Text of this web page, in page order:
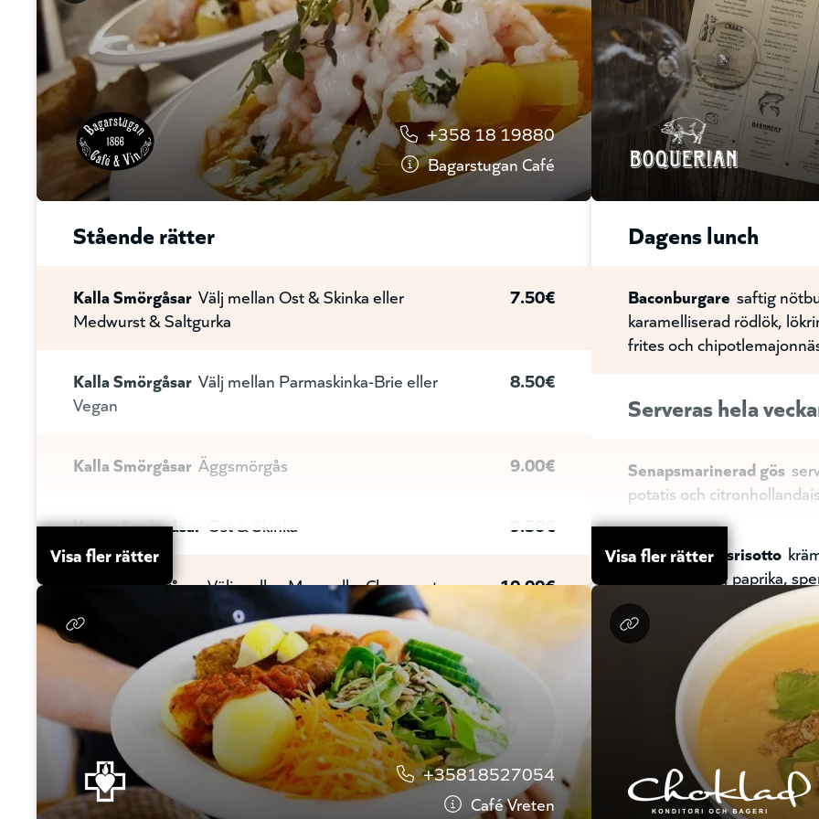
timjan, persilja, toppad
Tryffel Pasta
svampsås, persilja, toppad
örter och parmesan
Kyckling Paremesan
toppad med brödcrisp och
Gamberi Pil Pil Scampi,
CarbonaraKrispigt
Pol PetteItalienska
parmesanflarn toppad med
Salsiccia Mozarella
krämig tomat- och
och färsk perilja
Pomodoro e Burrata
tomater, lök, oliver, och
och färsk basilika
OxfilèOxfilè i en krämig
dijonsenap, färska
+358 18 19880
Bagarstugan Café
Stående rätter
Kalla Smörgåsar Välj mellan Ost & Skinka eller
Medwurst & Saltgurka
7.50€
Kalla Smörgåsar Välj mellan Parmaskinka-Brie eller
Vegan
8.50€
Kalla Smörgåsar Äggsmörgås 9.00€
Varma Smörgåsar Ost & Skinka 9.50€
Varma SmörgåsarVälj mellan Mozarella, Chevreost
10.00€
Hemlagade PajerVälj mellan Skinka & Broccoli,
Tacokryddad Köttfärs, Mozzarella eller Chevre
Sallader Välj mellan Räkor, Kyckling eller Taco Sallad 14.50€
Sallader Gratinerad Chevre 14.50€
Visa fler rätter
Dagens lunch
Baconburgare saftig
karamelliserad rödlök,
frites och
Serveras hela
Senapsmarinerad gös
potatis och
Krämig sparrisrisotto
champinjoner, paprika,
G
Visa fler rätter
+35818527054
Café Vreten